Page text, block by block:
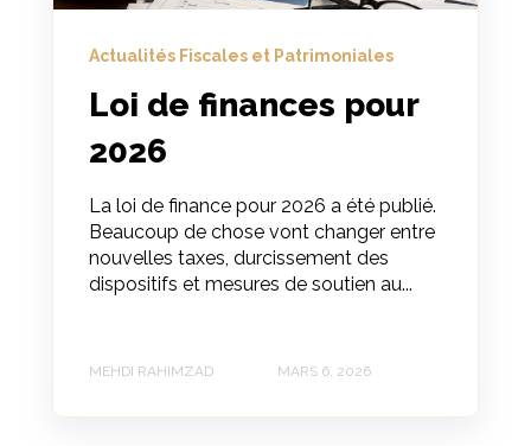
Actualités Fiscales et Patrimoniales
Loi de finances pour
2026
La loi de finance pour 2026 a été publié.
Beaucoup de chose vont changer entre
nouvelles taxes, durcissement des
dispositifs et mesures de soutien au...
MEHDI RAHIMZAD MARS 6, 2026